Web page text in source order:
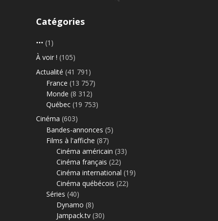
Catégories
••• (1)
À voir ! (105)
Actualité (41 791)
France (13 757)
Monde (8 312)
Québec (19 753)
Cinéma (603)
Bandes-annonces (5)
Films à l'affiche (87)
Cinéma américain (33)
Cinéma français (22)
Cinéma international (19)
Cinéma québécois (22)
Séries (40)
Dynamo (8)
Jampack.tv (30)